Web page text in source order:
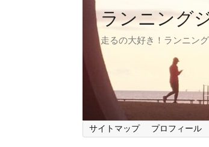
ランニング
走るの大好き！ランニン
サイトマップ プロフィール